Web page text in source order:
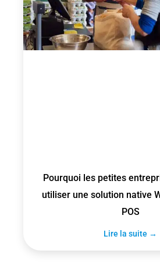
Pourquoi les petites
utiliser une solution native
POS
Lire la suite →